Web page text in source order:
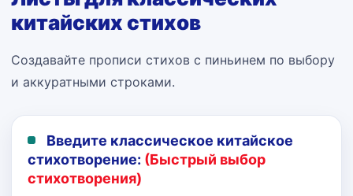
китайских стихов
Создавайте прописи стихов с пиньинем по выбору
и аккуратными строками.
Введите классическое китайское
стихотворение: (Быстрый выбор
стихотворения)